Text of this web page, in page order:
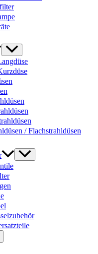
/ Flachstrahldüsen